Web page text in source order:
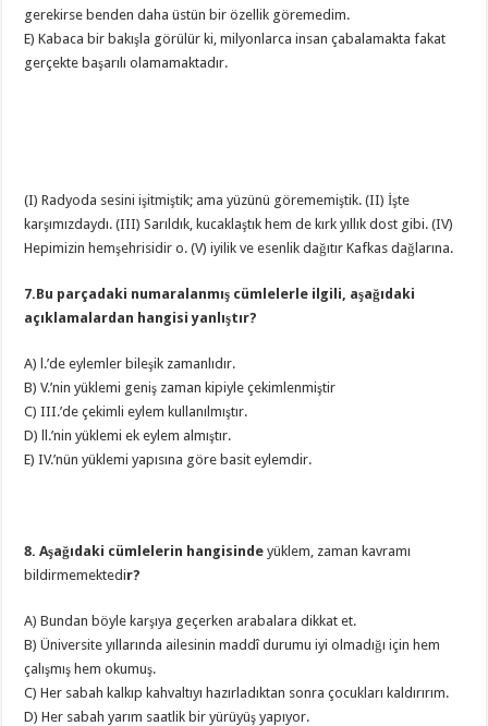
gerekirse benden daha üstün bir özellik göremedim.
E) Kabaca bir bakışla görülür ki, milyonlarca insan çabalamakta fakat
gerçekte başarılı olamamaktadır.
(I) Radyoda sesini işitmiştik; ama yüzünü görememiştik. (II) İşte
karşımızdaydı. (III) Sarıldık, kucaklaştık hem de kırk yıllık dost gibi. (IV)
Hepimizin hemşehrisidir o. (V) iyilik ve esenlik dağıtır Kafkas dağlarına.
7.Bu parçadaki numaralanmış cümlelerle ilgili, aşağıdaki
açıklamalardan hangisi yanlıştır?
A) l.’de eylemler bileşik zamanlıdır.
B) V.’nin yüklemi geniş zaman kipiyle çekimlenmiştir
C) III.’de çekimli eylem kullanılmıştır.
D) ll.’nin yüklemi ek eylem almıştır.
E) IV.’nün yüklemi yapısına göre basit eylemdir.
8. Aşağıdaki cümlelerin hangisinde yüklem, zaman kavramı
bildirmemektedir?
A) Bundan böyle karşıya geçerken arabalara dikkat et.
B) Üniversite yıllarında ailesinin maddî durumu iyi olmadığı için hem
çalışmış hem okumuş.
C) Her sabah kalkıp kahvaltıyı hazırladıktan sonra çocukları kaldırırım.
D) Her sabah yarım saatlik bir yürüyüş yapıyor.